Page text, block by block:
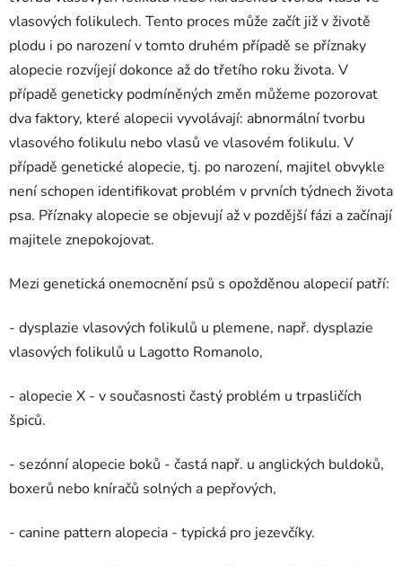
vlasových folikulech. Tento proces může začít již v životě
plodu i po narození v tomto druhém případě se příznaky
alopecie rozvíjejí dokonce až do třetího roku života. V
případě geneticky podmíněných změn můžeme pozorovat
dva faktory, které alopecii vyvolávají: abnormální tvorbu
vlasového folikulu nebo vlasů ve vlasovém folikulu. V
případě genetické alopecie, tj. po narození, majitel obvykle
není schopen identifikovat problém v prvních týdnech života
psa. Příznaky alopecie se objevují až v pozdější fázi a začínají
majitele znepokojovat.
Mezi genetická onemocnění psů s opožděnou alopecií patří:
- dysplazie vlasových folikulů u plemene, např. dysplazie
vlasových folikulů u Lagotto Romanolo,
- alopecie X - v současnosti častý problém u trpasličích
špiců.
- sezónní alopecie boků - častá např. u anglických buldoků,
boxerů nebo kníračů solných a pepřových,
- canine pattern alopecia - typická pro jezevčíky.